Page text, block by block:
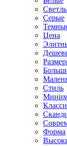
Серые
Цена
Стиль
Форма